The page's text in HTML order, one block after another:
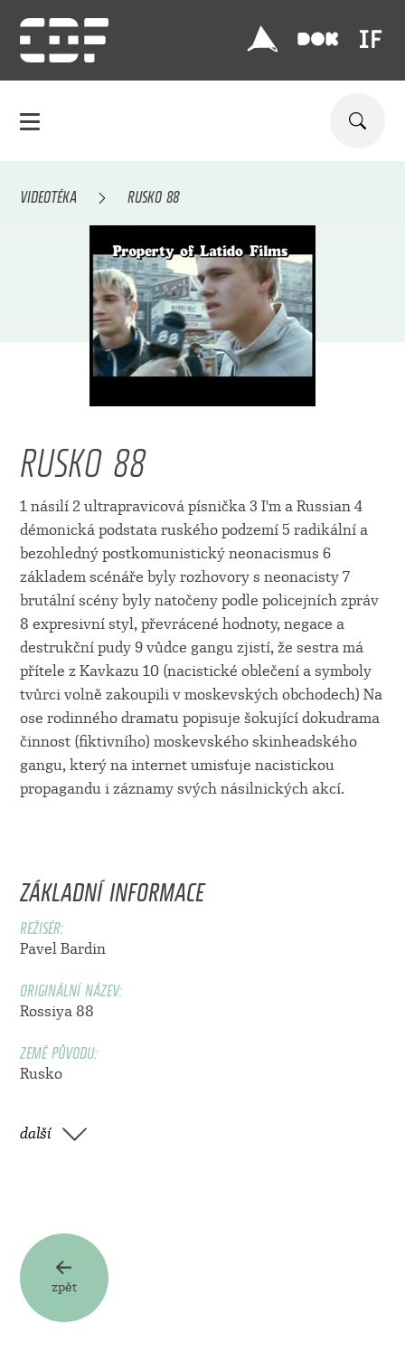
VIDEOTÉKA RUSKO 88
RUSKO 88
1 násilí 2 ultrapravicová písnička 3 I'm a Russian 4
démonická podstata ruského podzemí 5 radikální a
bezohledný postkomunistický neonacismus 6
základem scénáře byly rozhovory s neonacisty 7
brutální scény byly natočeny podle policejních zpráv
8 expresivní styl, převrácené hodnoty, negace a
destrukční pudy 9 vůdce gangu zjistí, že sestra má
přítele z Kavkazu 10 (nacistické oblečení a symboly
tvůrci volně zakoupili v moskevských obchodech) Na
ose rodinného dramatu popisuje šokující dokudrama
činnost (fiktivního) moskevského skinheadského
gangu, který na internet umisťuje nacistickou
propagandu i záznamy svých násilnických akcí.
ZÁKLADNÍ INFORMACE
REŽISÉR:
Pavel Bardin
ORIGINÁLNÍ NÁZEV:
Rossiya 88
ZEMĚ PŮVODU:
Rusko
další
zpět